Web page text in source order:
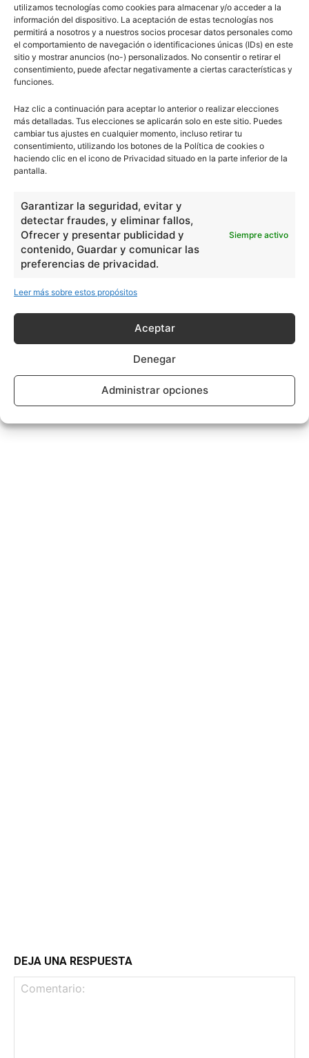
utilizamos tecnologías como cookies para almacenar y/o acceder a la
información del dispositivo. La aceptación de estas tecnologías nos
permitirá a nosotros y a nuestros socios procesar datos personales como
el comportamiento de navegación o identificaciones únicas (IDs) en este
sitio y mostrar anuncios (no-) personalizados. No consentir o retirar el
consentimiento, puede afectar negativamente a ciertas características y
funciones.
Haz clic a continuación para aceptar lo anterior o realizar elecciones
más detalladas. Tus elecciones se aplicarán solo en este sitio. Puedes
cambiar tus ajustes en cualquier momento, incluso retirar tu
consentimiento, utilizando los botones de la Política de cookies o
haciendo clic en el icono de Privacidad situado en la parte inferior de la
pantalla.
Garantizar la seguridad, evitar y
detectar fraudes, y eliminar fallos,
Ofrecer y presentar publicidad y
contenido, Guardar y comunicar las
preferencias de privacidad.
Siempre activo
Leer más sobre estos propósitos
Aceptar
Denegar
Administrar opciones
DEJA UNA RESPUESTA